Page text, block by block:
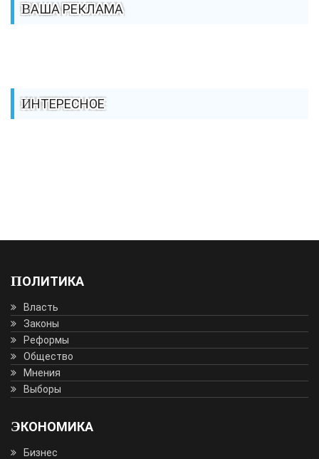
ВАША РЕКЛАМА
ИНТЕРЕСНОЕ
ПОЛИТИКА
Власть
Законы
Реформы
Общество
Мнения
Выборы
ЭКОНОМИКА
Бизнес